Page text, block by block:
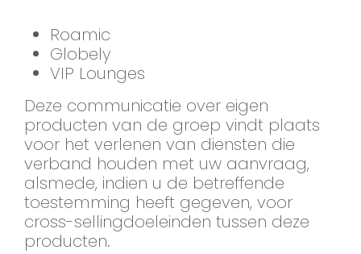
Roamic
Globely
VIP Lounges
Deze communicatie over eigen
producten van de groep vindt plaats
voor het verlenen van diensten die
verband houden met uw aanvraag,
alsmede, indien u de betreffende
toestemming heeft gegeven, voor
cross-sellingdoeleinden tussen deze
producten.